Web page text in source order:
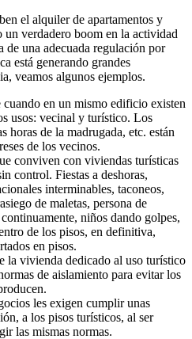
el alquiler de apartamentos y
un verdadero boom en la actividad
de una adecuada regulación por
está generando grandes
veamos algunos ejemplos.
cuando en un mismo edificio existen
usos: vecinal y turí­stico. Los
horas de la madrugada, etc. están
de los vecinos.
conviven con viviendas turí­sticas
control. Fiestas a deshoras,
interminables, taconeos,
de maletas, persona de
niños dando golpes,
de los pisos, en definitiva,
en pisos.
la vivienda dedicado al uso turí­stico
de aislamiento para evitar los
les exigen cumplir unas
a los pisos turí­sticos, al ser
las mismas normas.